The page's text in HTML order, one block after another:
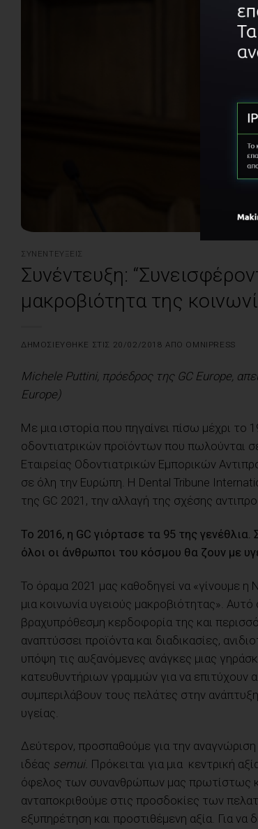
ΣΥΝΕΝΤΕΎΞΕΙΣ
Συνέντευξη:
μακροβιότητα της
ΔΗΜΟΣΙΕΎΘΗΚΕ ΣΤΙΣ 20/02/2018 ΑΠΌ OMNIPRESS
Michele Puttini, πρόεδρος της GC Europe,
Europe)
Με μια ιστορία που πηγαίνει πίσω μέχρι το
οδοντιατρικών προϊόντων που πωλούνται
Εταιρείας Οδοντιατρικών Εμπορικών
σε όλη την Ευρώπη. Η Dental Tribune
της GC 2021, την αλλαγή της σχέσης
Το 2016, η GC γιόρτασε τα 95 της
όλοι οι άνθρωποι του κόσμου θα ζουν με
Το όραμα 2021 μας καθοδηγεί να «γίνουμε
μια κοινωνία υγειούς μακροβιότητας». Αυτό
βραχυπρόθεσμη κερδοφορία της και
αναπτύσσει προϊόντα και διαδικασίες,
υπόψη τις αυξανόμενες ανάγκες μιας
κατευθυντήριων γραμμών για να
συμπεριλάβουν τους πελάτες στην
υγείας.
Δεύτερον, προσπαθούμε για την
ιδέας semui. Πρόκειται για μια κεντρική
όφελος των συνανθρώπων μας πρωτίστως
ανταποκριθούμε στις προσδοκίες των
εξυπηρέτηση και προστιθέμενη αξία. Για